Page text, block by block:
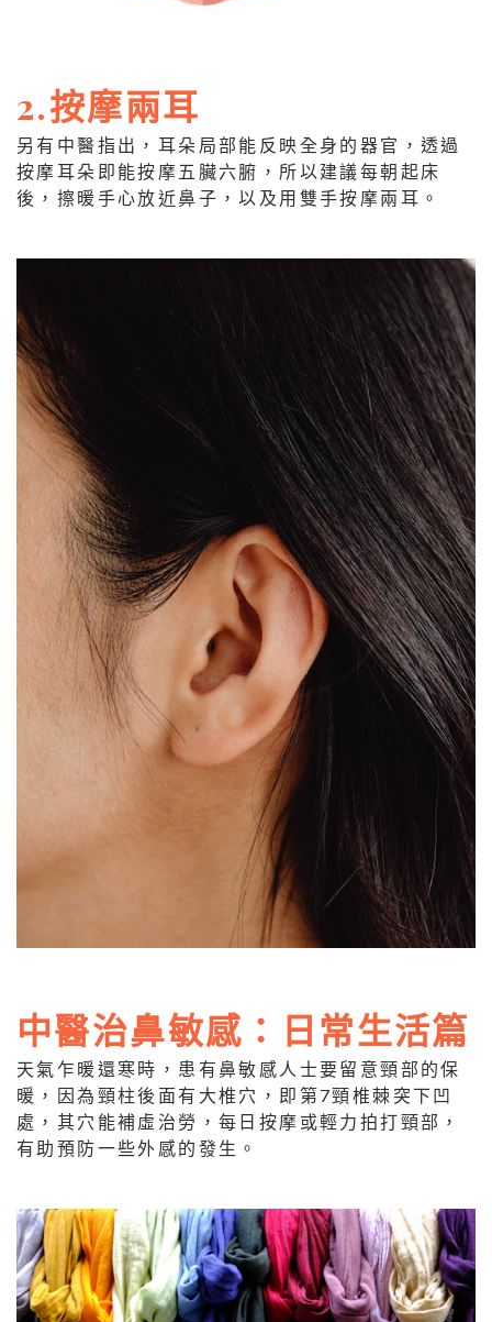
2.按摩兩耳
另有中醫指出，耳朵局部能反映全身的器官，透過
按摩耳朵即能按摩五臟六腑，所以建議每朝起床
後，擦暖手心放近鼻子，以及用雙手按摩兩耳。
中醫治鼻敏感：日常生活篇
天氣乍暖還寒時，患有鼻敏感人士要留意頸部的保
暖，因為頸柱後面有大椎穴，即第7頸椎棘突下凹
處，其穴能補虛治勞，每日按摩或輕力拍打頸部，
有助預防一些外感的發生。